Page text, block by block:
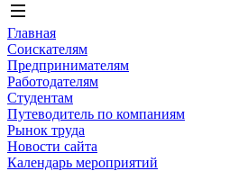
Главная
Соискателям
Предпринимателям
Работодателям
Студентам
Путеводитель по компаниям
Рынок труда
Новости сайта
Календарь мероприятий